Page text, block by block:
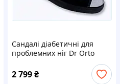
Сандалі діабетичні для
проблемних ніг Dr Orto
989M002 45 темно-синій,
XB87H54033
2 799₴